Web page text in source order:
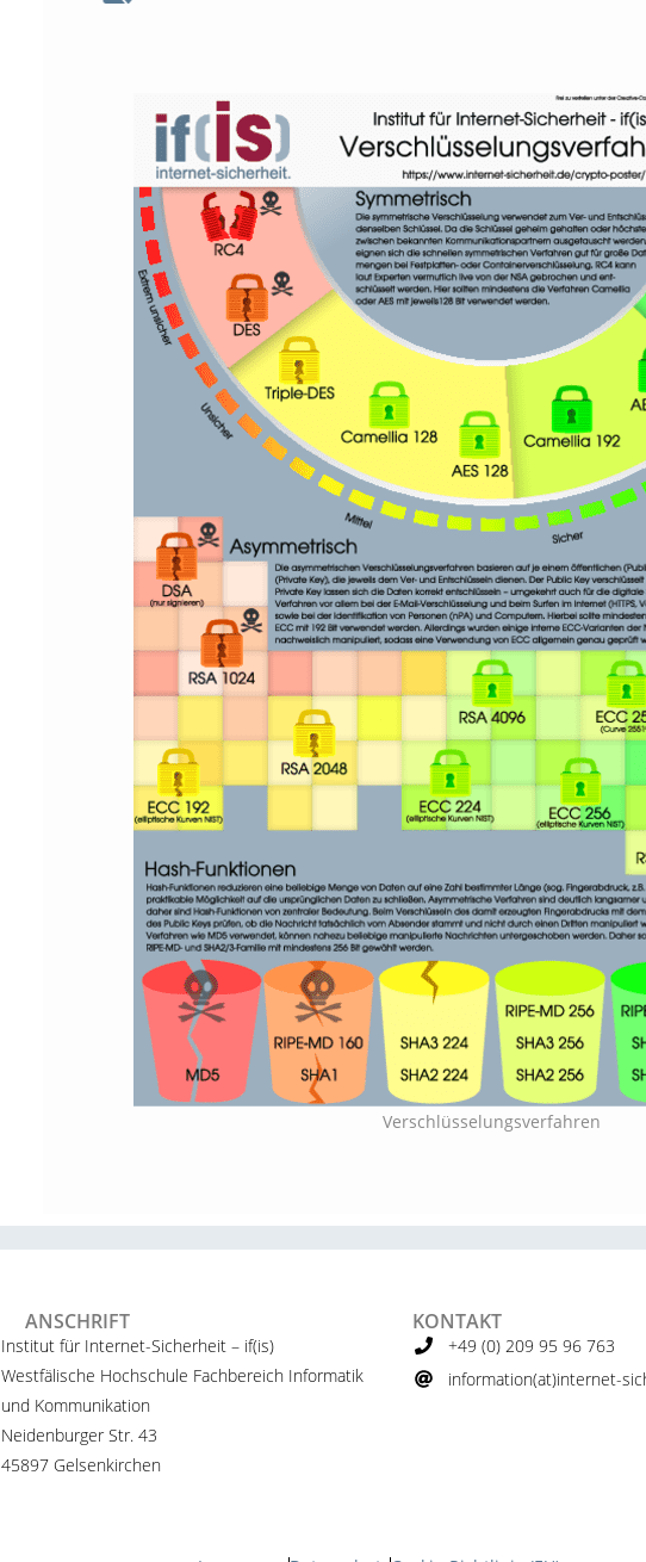
Verschlüsselungsverfahren
ANSCHRIFT
Institut für Internet-Sicherheit – if(is)
Westfälische Hochschule Fachbereich Informatik
und Kommunikation
Neidenburger Str. 43
45897 Gelsenkirchen
KONTAKT
+49 (0) 209 95 96 763
information(at)internet-